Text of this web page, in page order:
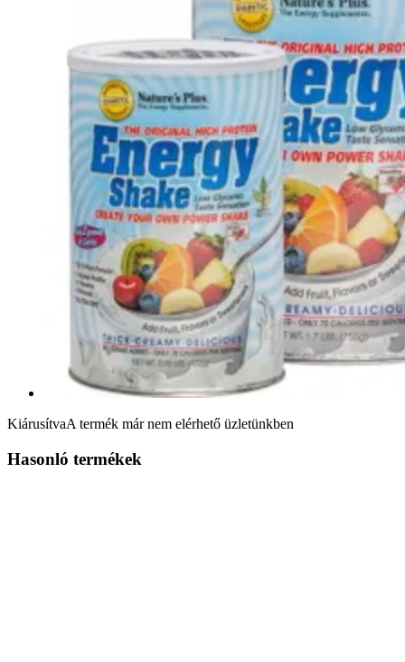
KiárusítvaA termék már nem elérhető üzletünkben
Hasonló termékek